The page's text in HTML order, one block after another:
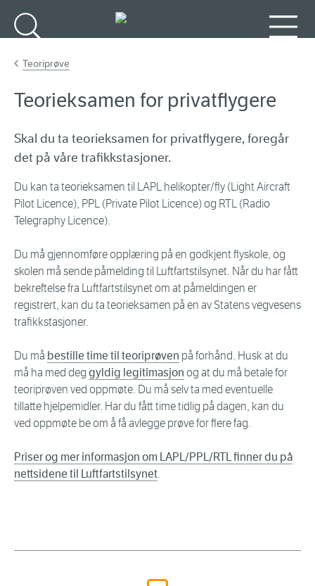
Teoriprøve
Teorieksamen for privatflygere
Skal du ta teorieksamen for privatflygere, foregår
det på våre trafikkstasjoner.
Du kan ta teorieksamen til LAPL helikopter/fly (Light Aircraft
Pilot Licence), PPL (Private Pilot Licence) og RTL (Radio
Telegraphy Licence).
Du må gjennomføre opplæring på en godkjent flyskole, og
skolen må sende påmelding til Luftfartstilsynet. Når du har fått
bekreftelse fra Luftfartstilsynet om at påmeldingen er
registrert, kan du ta teorieksamen på en av Statens vegvesens
trafikkstasjoner.
Du må bestille time til teoriprøven på forhånd. Husk at du
må ha med deg gyldig legitimasjon og at du må betale for
teoriprøven ved oppmøte. Du må selv ta med eventuelle
tillatte hjelpemidler. Har du fått time tidlig på dagen, kan du
ved oppmøte be om å få avlegge prøve for flere fag.
Priser og mer informasjon om LAPL/PPL/RTL finner du på
nettsidene til Luftfartstilsynet.